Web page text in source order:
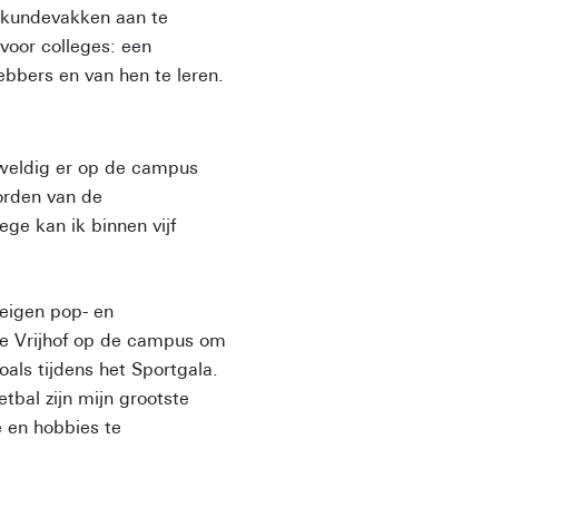
aan te
colleges: een
en van hen te leren.
er op de campus
van de
kan ik binnen vijf
pop- en
Vrijhof op de campus om
tijdens het Sportgala.
zijn mijn grootste
hobbies te